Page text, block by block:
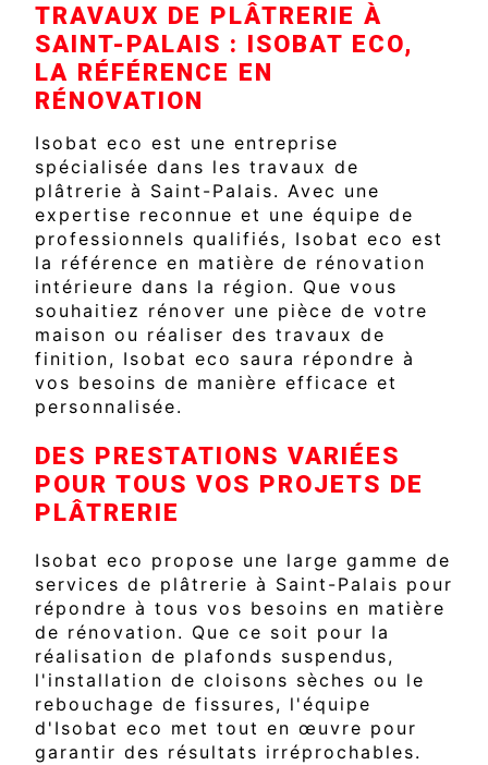
TRAVAUX DE PLÂTRERIE À
SAINT-PALAIS : ISOBAT ECO,
LA RÉFÉRENCE EN
RÉNOVATION
Isobat eco est une entreprise
spécialisée dans les travaux de
plâtrerie à Saint-Palais. Avec une
expertise reconnue et une équipe de
professionnels qualifiés, Isobat eco est
la référence en matière de rénovation
intérieure dans la région. Que vous
souhaitiez rénover une pièce de votre
maison ou réaliser des travaux de
finition, Isobat eco saura répondre à
vos besoins de manière efficace et
personnalisée.
DES PRESTATIONS VARIÉES
POUR TOUS VOS PROJETS DE
PLÂTRERIE
Isobat eco propose une large gamme de
services de plâtrerie à Saint-Palais pour
répondre à tous vos besoins en matière
de rénovation. Que ce soit pour la
réalisation de plafonds suspendus,
l'installation de cloisons sèches ou le
rebouchage de fissures, l'équipe
d'Isobat eco met tout en œuvre pour
garantir des résultats irréprochables.